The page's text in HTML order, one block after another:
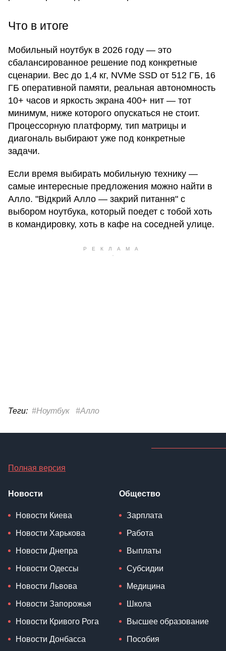
Что в итоге
Мобильный ноутбук в 2026 году — это
сбалансированное решение под конкретные
сценарии. Вес до 1,4 кг, NVMe SSD от 512 ГБ, 16
ГБ оперативной памяти, реальная автономность
10+ часов и яркость экрана 400+ нит — тот
минимум, ниже которого опускаться не стоит.
Процессорную платформу, тип матрицы и
диагональ выбирают уже под конкретные
задачи.
Если время выбирать мобильную технику —
самые интересные предложения можно найти в
Алло. "Відкрий Алло — закрий питання" с
выбором ноутбука, который поедет с тобой хоть
в командировку, хоть в кафе на соседней улице.
Теги: #Ноутбук #Алло
Полная версия
Новости
Новости Киева
Новости Харькова
Новости Днепра
Новости Одессы
Новости Львова
Новости Запорожья
Новости Кривого Рога
Новости Донбасса
Общество
Зарплата
Работа
Выплаты
Субсидии
Медицина
Школа
Высшее образование
Пособия